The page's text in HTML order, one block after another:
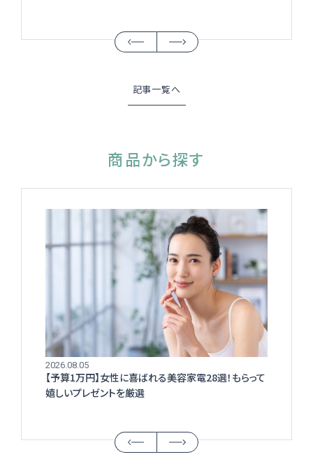
記事一覧へ
商品から探す
2026.08.05
【予算1万円】女性に喜ばれる美容家電28選！もらって
嬉しいプレゼントを厳選